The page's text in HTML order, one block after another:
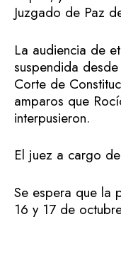
Juzgado de Paz
La audiencia de
suspendida
Corte de
amparos que
interpusieron.
El juez a cargo
Se espera que la
16 y 17 de